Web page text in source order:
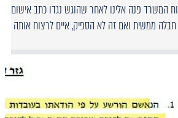
המשרד פנה אלינו לאחר שהוגש נגדו כתב אישום
חבלה ממשית ואם זה לא הספיק, איים לרצוח אותה